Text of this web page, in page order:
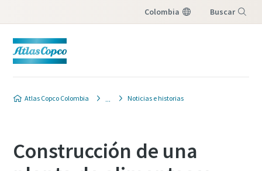
Colombia Buscar
Atlas Copco Colombia Noticias e historias
Construcción de una